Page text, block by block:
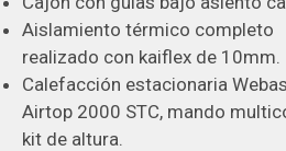
Aislamiento térmico completo
realizado con kaiflex de 10mm.
Calefacción estacionaria
Airtop 2000 STC, mando
kit de altura.